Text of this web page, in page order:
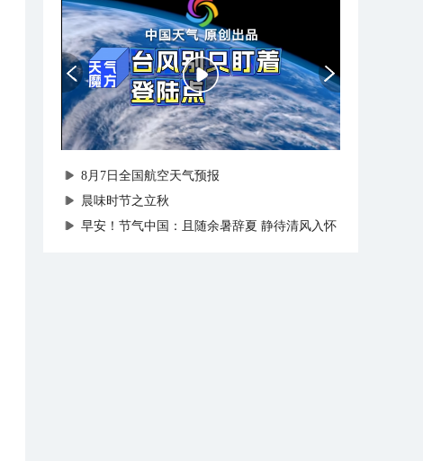
8月7日全国航空天气预报
晨味时节之立秋
早安！节气中国：且随余暑辞夏 静待清风入怀